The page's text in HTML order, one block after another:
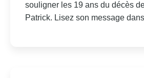
souligner les 19 ans du décès
Patrick. Lisez son message